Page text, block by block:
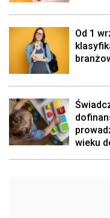
Od 1
wieku